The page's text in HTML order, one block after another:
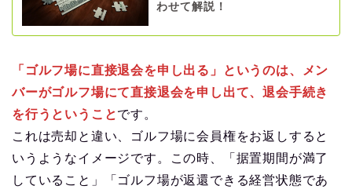
わせて解説！
「ゴルフ場に直接退会を申し出る」というのは、メン
バーがゴルフ場にて直接退会を申し出て、退会手続き
を行うということです。
これは売却と違い、ゴルフ場に会員権をお返しすると
いうようなイメージです。この時、「据置期間が満了
していること」「ゴルフ場が返還できる経営状態であ